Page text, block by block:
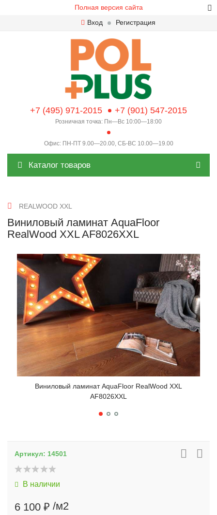
Полная версия сайта
Вход
Регистрация
+7 (495) 971-2015 +7 (901) 547-2015
Розничная точка: Пн—Вс 10:00—18:00
Офис: ПН-ПТ 9.00—20.00, СБ-ВС 10.00—19.00
Каталог товаров
REALWOOD XXL
Виниловый ламинат AquaFloor
RealWood XXL AF8026XXL
Виниловый ламинат AquaFloor RealWood XXL
AF8026XXL
Артикул: 14501
В наличии
6 100 ₽ /м2